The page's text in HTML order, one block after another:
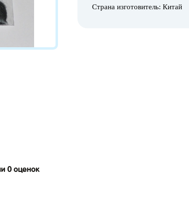
Страна изготовитель: Китай
0 оценок